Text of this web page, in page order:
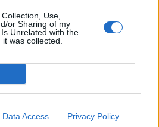
Use,
or Sharing of my
Unrelated with the
was collected.
Data Access Privacy Policy
kulturze - sprawdzisz